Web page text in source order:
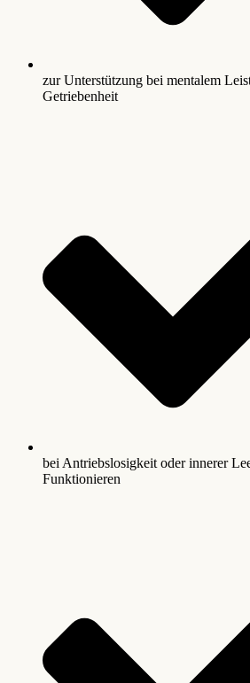
zur Unterstützung bei mentalem
Getriebenheit
bei Antriebslosigkeit oder innerer
Funktionieren